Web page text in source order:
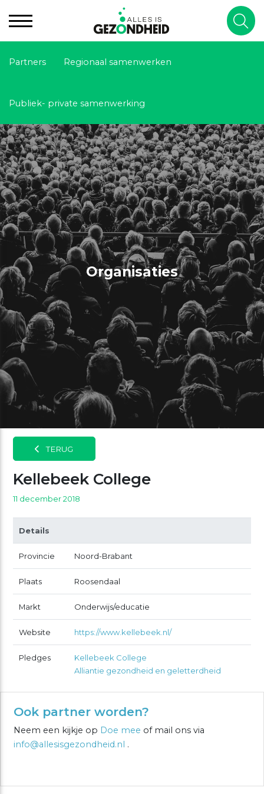
Partners Regionaal samenwerken
Publiek- private samenwerking
Organisaties
TERUG
Kellebeek College
11 december 2018
Details
Provincie Noord-Brabant
Plaats Roosendaal
Markt Onderwijs/educatie
Website https://www.kellebeek.nl/
Pledges
Kellebeek College
Alliantie gezondheid en geletterdheid
Ook partner worden?
Neem een kijkje op Doe mee of mail ons via
info@allesisgezondheid.nl .